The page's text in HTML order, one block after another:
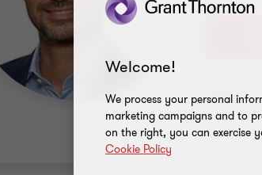
Lägg till i
Welcome!
We process your personal
marketing campaigns and to
on the right, you can exercise
Cookie Policy